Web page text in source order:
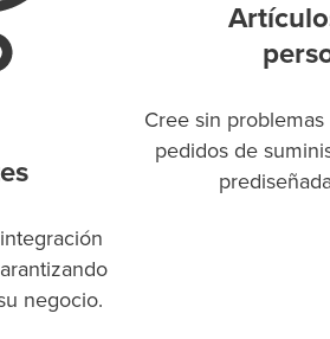
negocio.
Cree sin
pedidos de